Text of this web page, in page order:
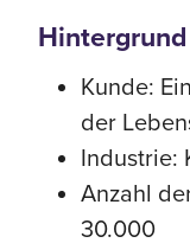
Kunde:
der
Industrie:
Anzahl
30.000